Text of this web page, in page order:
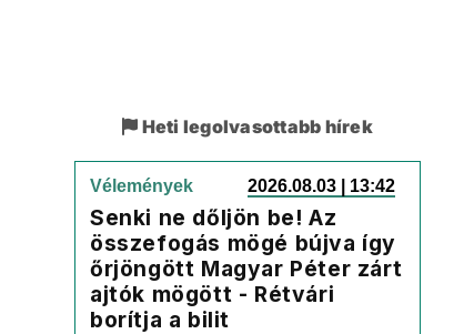
Heti legolvasottabb hírek
Vélemények 2026.08.03 | 13:42
Senki ne dőljön be! Az
összefogás mögé bújva így
őrjöngött Magyar Péter zárt
ajtók mögött - Rétvári
borítja a bilit